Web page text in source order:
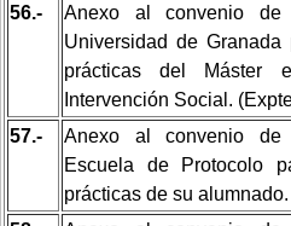
56.-
Anexo al convenio de
Universidad de
prácticas del Máster
Intervención Social.
57.-
Anexo al convenio de
Escuela de Protocolo
prácticas de su